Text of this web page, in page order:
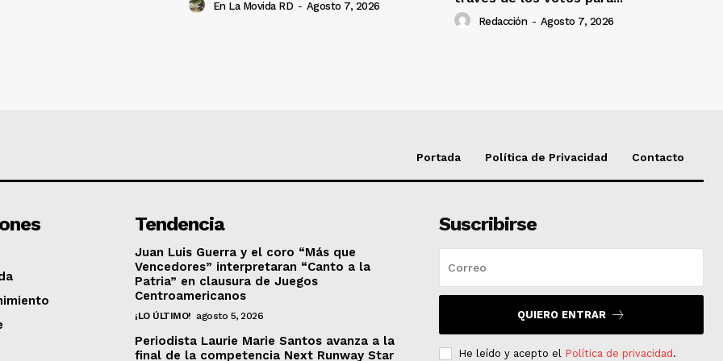
En La Movida RD - Agosto 7, 2026
Redacción - Agosto 7, 2026
Portada Política de Privacidad Contacto
Tendencia
Juan Luis Guerra y el coro “Más que
Vencedores” interpretaran “Canto a la
Patria” en clausura de Juegos
Centroamericanos
¡LO ÚLTIMO! agosto 5, 2026
Periodista Laurie Marie Santos avanza a la
final de la competencia Next Runway Star
Suscribirse
QUIERO ENTRAR
He leído y acepto el Política de privacidad .